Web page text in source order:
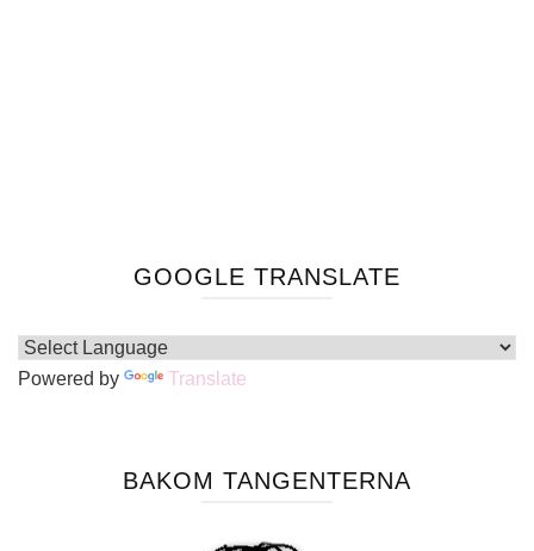
GOOGLE TRANSLATE
Powered by Translate
BAKOM TANGENTERNA